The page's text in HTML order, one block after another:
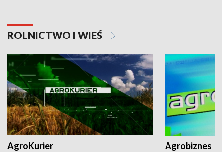
ROLNICTWO I WIEŚ
AgroKurier Agrobiznes